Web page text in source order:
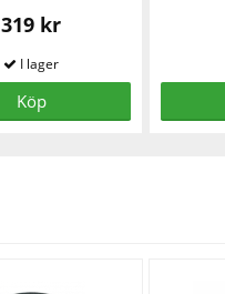
319 kr
Köp